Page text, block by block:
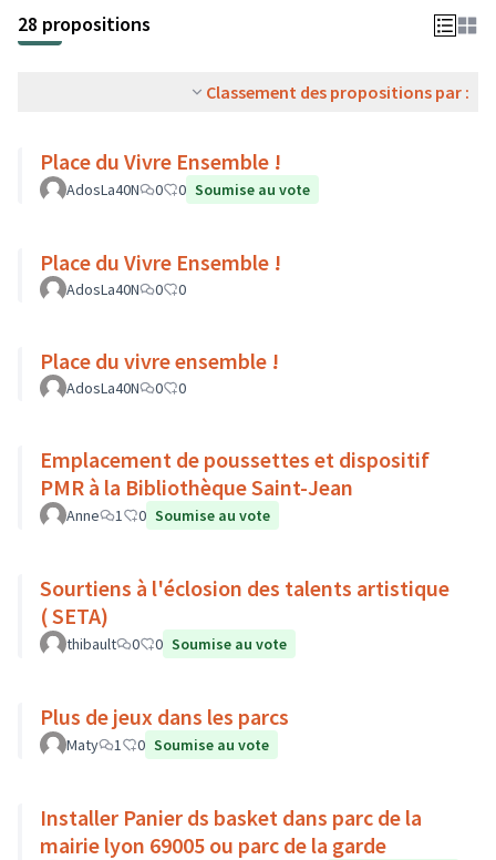
28 propositions
Classement des propositions par :
Place du Vivre Ensemble !
AdosLa40N 0 0 Soumise au vote
Place du Vivre Ensemble !
AdosLa40N 0 0
Place du vivre ensemble !
AdosLa40N 0 0
Emplacement de poussettes et dispositif
PMR à la Bibliothèque Saint-Jean
Anne 1 0 Soumise au vote
Sourtiens à l'éclosion des talents artistique
( SETA)
thibault 0 0 Soumise au vote
Plus de jeux dans les parcs
Maty 1 0 Soumise au vote
Installer Panier ds basket dans parc de la
mairie lyon 69005 ou parc de la garde